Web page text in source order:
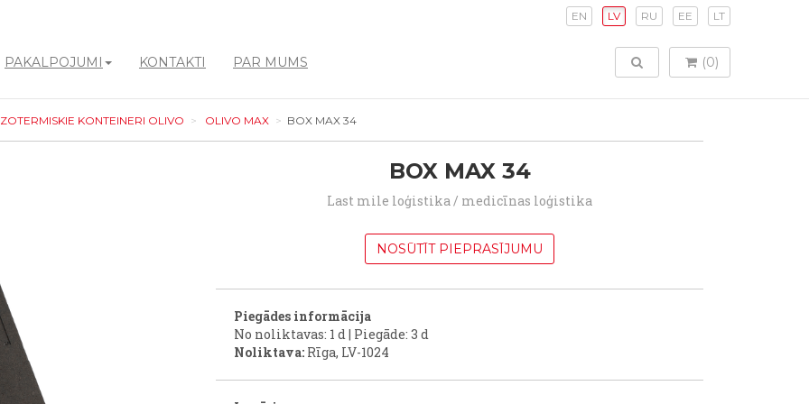
EN LV RU EE LT
PAKALPOJUMI KONTAKTI PAR MUMS TOGGLE SEARCH
(0)
KONTEINERI OLIVO OLIVO MAX BOX MAX 34
BOX MAX 34
Last mile loģistika / medicīnas loģistika
NOSŪTĪT PIEPRASĪJUMU
Piegādes informācija
No noliktavas: 1 d | Piegāde: 3 d
Noliktava: Rīga, LV-1024